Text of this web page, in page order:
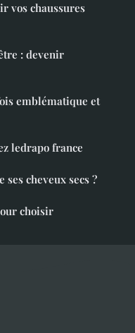
vos chaussures
: devenir
emblématique et
ledrapo france
cheveux secs ?
choisir